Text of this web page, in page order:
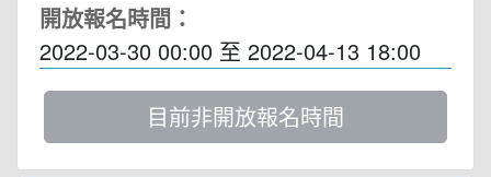
開放報名時間：
2022-03-30 00:00 至 2022-04-13 18:00
目前非開放報名時間